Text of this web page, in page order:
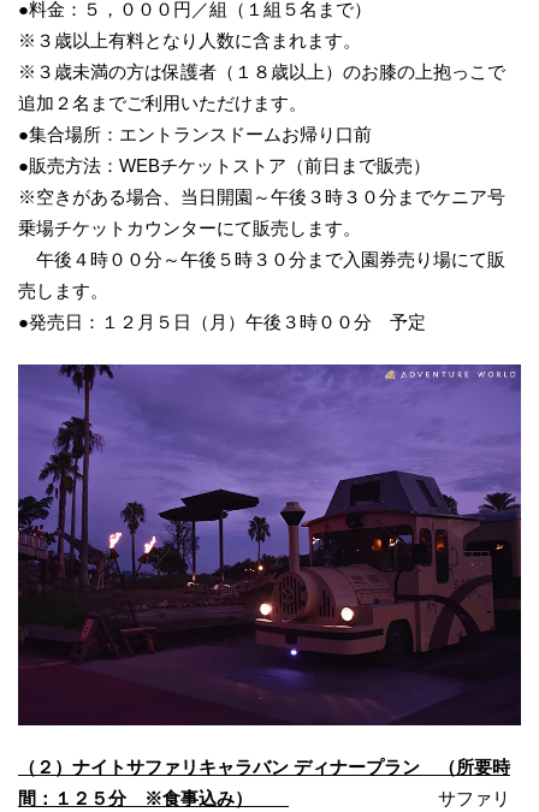
●料金：５，０００円／組（１組５名まで）
※３歳以上有料となり人数に含まれます。
※３歳未満の方は保護者（１８歳以上）のお膝の上抱っこで
追加２名までご利用いただけます。
●集合場所：エントランスドームお帰り口前
●販売方法：WEBチケットストア（前日まで販売）
※空きがある場合、当日開園～午後３時３０分までケニア号
乗場チケットカウンターにて販売します。
午後４時００分～午後５時３０分まで入園券売り場にて販
売します。
●発売日：１２月５日（月）午後３時００分 予定
（２）ナイトサファリキャラバン ディナープラン （所要時
間：１２５分 ※食事込み）
サファリ